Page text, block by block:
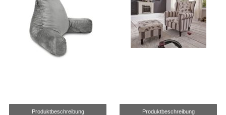
Produktbeschreibung Produktbeschreibung